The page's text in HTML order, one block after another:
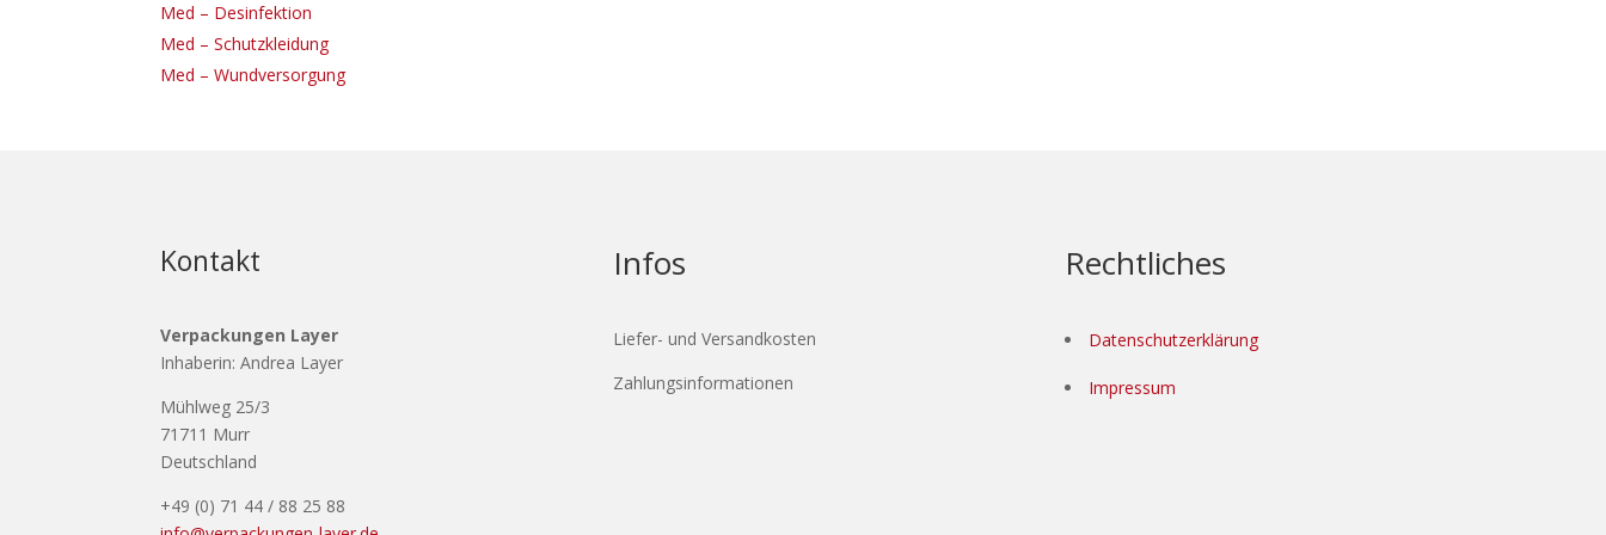
Med – Desinfektion
Med – Schutzkleidung
Med – Wundversorgung
Kontakt
Verpackungen Layer
Inhaberin: Andrea Layer
Mühlweg 25/3
71711 Murr
Deutschland
+49 (0) 71 44 / 88 25 88
Infos
Liefer- und Versandkosten
Zahlungsinformationen
Rechtliches
Datenschutzerklärung
Impressum